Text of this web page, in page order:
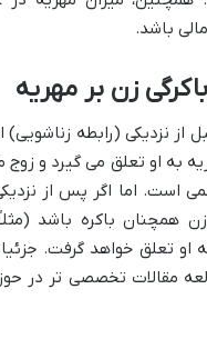
باشد.
زن بر مهریه
از نزدیکی (رابطه زناشویی)
به او تعلق می گیرد و
است. اما اگر پس از
همچنان باکره باشد
او تعلق خواهد گرفت.
مقالات تخصصی تر در